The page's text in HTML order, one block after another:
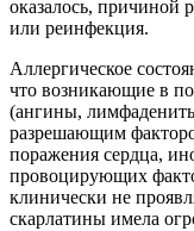
оказалось, причиной
или реинфекция.
Аллергическое
что возникающие в
(ангины,
разрешающим
поражения сердца,
провоцирующих
клинически не
скарлатины имела